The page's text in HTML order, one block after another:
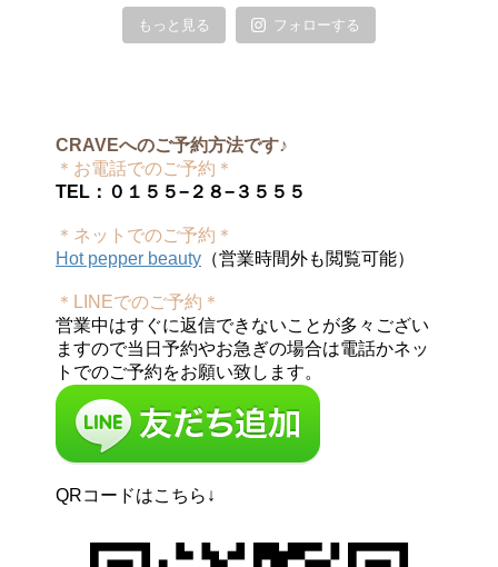
もっと見る フォローする
CRAVEへのご予約方法です♪
＊お電話でのご予約＊
TEL：０１５５−２８−３５５５
＊ネットでのご予約＊
Hot pepper beauty （営業時間外も閲覧可能）
＊LINEでのご予約＊
営業中はすぐに返信できないことが多々ござい
ますので当日予約やお急ぎの場合は電話かネッ
トでのご予約をお願い致します。
QRコードはこちら↓